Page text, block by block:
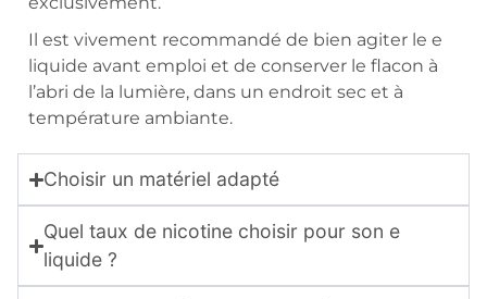
Il est vivement recommandé de bien agiter le e
liquide avant emploi et de conserver le flacon à
l’abri de la lumière, dans un endroit sec et à
température ambiante.
Choisir un matériel adapté
Quel taux de nicotine choisir pour son e
liquide ?